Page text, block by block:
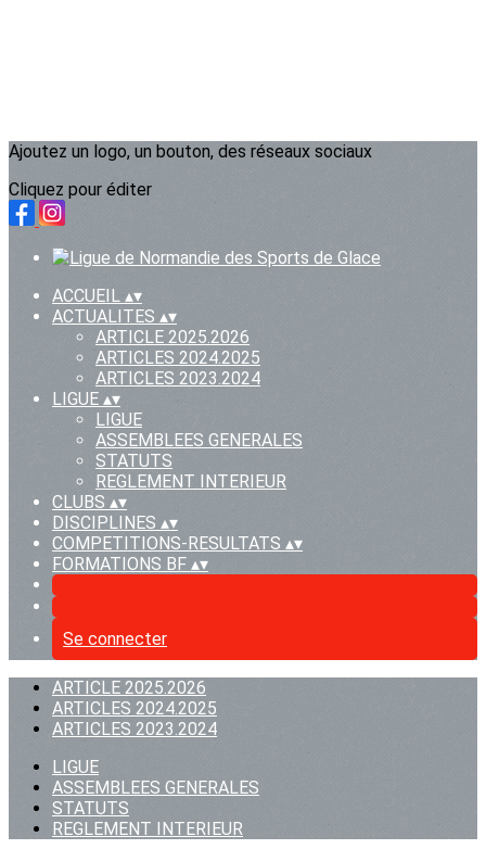
Ajoutez un logo, un bouton, des réseaux sociaux
Cliquez pour éditer
ACCUEIL ▴▾
ACTUALITES ▴▾
ARTICLE 2025.2026
ARTICLES 2024.2025
ARTICLES 2023.2024
LIGUE ▴▾
LIGUE
ASSEMBLEES GENERALES
STATUTS
REGLEMENT INTERIEUR
CLUBS ▴▾
DISCIPLINES ▴▾
COMPETITIONS-RESULTATS ▴▾
FORMATIONS BF ▴▾
Se connecter
ARTICLE 2025.2026
ARTICLES 2024.2025
ARTICLES 2023.2024
LIGUE
ASSEMBLEES GENERALES
STATUTS
REGLEMENT INTERIEUR